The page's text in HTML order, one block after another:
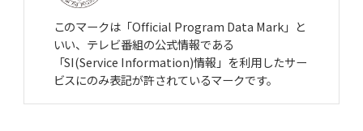
このマークは「Official Program Data Mark」と
いい、テレビ番組の公式情報である
「SI(Service Information)情報」を利用したサー
ビスにのみ表記が許されているマークです。